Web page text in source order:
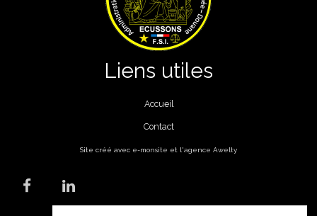
Liens utiles
Accueil
Contact
Site créé avec e-monsite et l'agence Awelty